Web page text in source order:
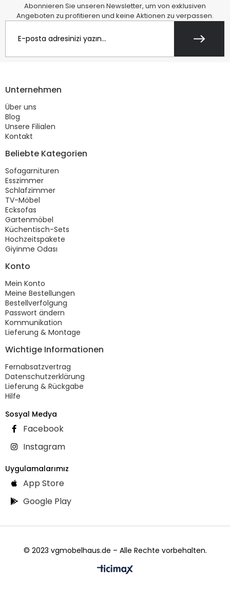
Abonnieren Sie unseren Newsletter, um von exklusiven
Angeboten zu profitieren und keine Aktionen zu verpassen.
Unternehmen
Über uns
Blog
Unsere Filialen
Kontakt
Beliebte Kategorien
Sofagarnituren
Esszimmer
Schlafzimmer
TV-Möbel
Ecksofas
Gartenmöbel
Küchentisch-Sets
Hochzeitspakete
Giyinme Odası
Konto
Mein Konto
Meine Bestellungen
Bestellverfolgung
Passwort ändern
Kommunikation
Lieferung & Montage
Wichtige Informationen
Fernabsatzvertrag
Datenschutzerklärung
Lieferung & Rückgabe
Hilfe
Sosyal Medya
Facebook
Instagram
Uygulamalarımız
App Store
Google Play
© 2023 vgmobelhaus.de – Alle Rechte vorbehalten.